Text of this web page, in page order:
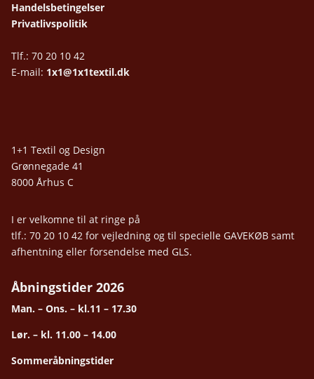
Handelsbetingelser
Privatlivspolitik
Tlf.: 70 20 10 42
E-mail: 1x1@1x1textil.dk
1+1 Textil og Design
Grønnegade 41
8000 Århus C
I er velkomne til at ringe på
tlf.: 70 20 10 42 for vejledning og til specielle GAVEKØB samt
afhentning eller forsendelse med GLS.
Åbningstider 2026
Man. – Ons. – kl.11 – 17.30
Lør. – kl. 11.00 – 14.00
Sommeråbningstider